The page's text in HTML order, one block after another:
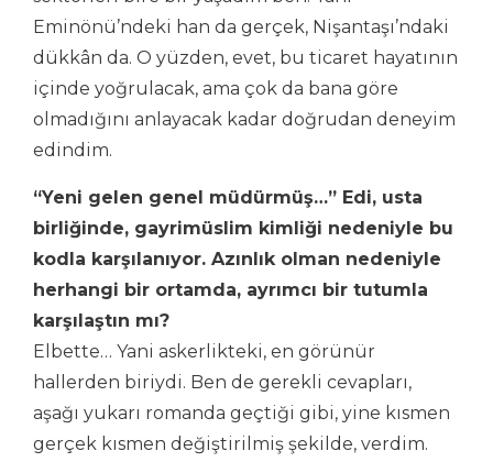
Eminönü’ndeki han da gerçek, Nişantaşı’ndaki
dükkân da. O yüzden, evet, bu ticaret hayatının
içinde yoğrulacak, ama çok da bana göre
olmadığını anlayacak kadar doğrudan deneyim
edindim.
“Yeni gelen genel müdürmüş…” Edi, usta
birliğinde, gayrimüslim kimliği nedeniyle bu
kodla karşılanıyor. Azınlık olman nedeniyle
herhangi bir ortamda, ayrımcı bir tutumla
karşılaştın mı?
Elbette… Yani askerlikteki, en görünür
hallerden biriydi. Ben de gerekli cevapları,
aşağı yukarı romanda geçtiği gibi, yine kısmen
gerçek kısmen değiştirilmiş şekilde, verdim.